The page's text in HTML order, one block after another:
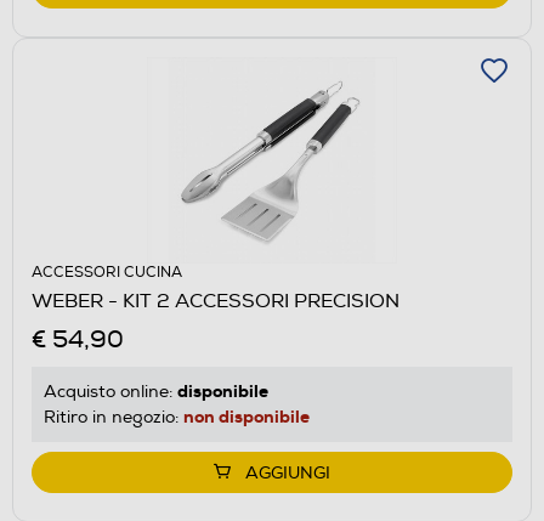
ACCESSORI CUCINA
WEBER - KIT 2 ACCESSORI PRECISION
€ 54,90
Acquisto online: disponibile
Ritiro in negozio: non disponibile
AGGIUNGI